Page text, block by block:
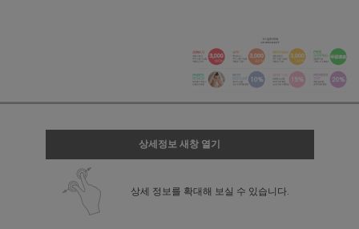
상세정보 새창 열기
상세 정보를 확대해 보실 수 있습니다.